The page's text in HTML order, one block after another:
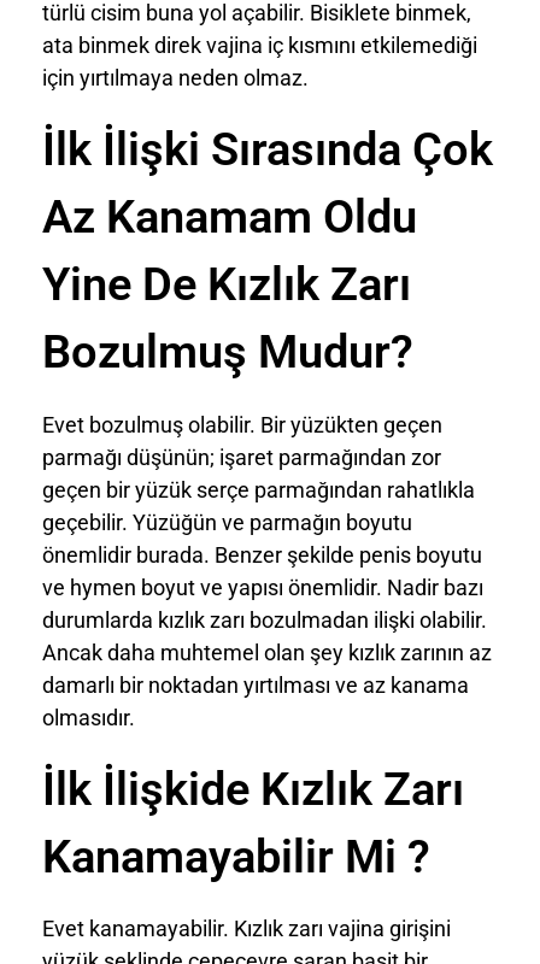
türlü cisim buna yol açabilir. Bisiklete binmek,
ata binmek direk vajina iç kısmını etkilemediği
için yırtılmaya neden olmaz.
İlk İlişki Sırasında Çok
Az Kanamam Oldu
Yine De Kızlık Zarı
Bozulmuş Mudur?
Evet bozulmuş olabilir. Bir yüzükten geçen
parmağı düşünün; işaret parmağından zor
geçen bir yüzük serçe parmağından rahatlıkla
geçebilir. Yüzüğün ve parmağın boyutu
önemlidir burada. Benzer şekilde penis boyutu
ve hymen boyut ve yapısı önemlidir. Nadir bazı
durumlarda kızlık zarı bozulmadan ilişki olabilir.
Ancak daha muhtemel olan şey kızlık zarının az
damarlı bir noktadan yırtılması ve az kanama
olmasıdır.
İlk İlişkide Kızlık Zarı
Kanamayabilir Mi ?
Evet kanamayabilir. Kızlık zarı vajina girişini